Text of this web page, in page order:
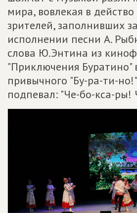
мира, вовлекая в
зрителей, заполнивших
исполнении песни А.
слова Ю.Энтина из
"Приключения Буратино"
привычного "Бу-ра-ти-
подпевал: "Че-бо-кса-